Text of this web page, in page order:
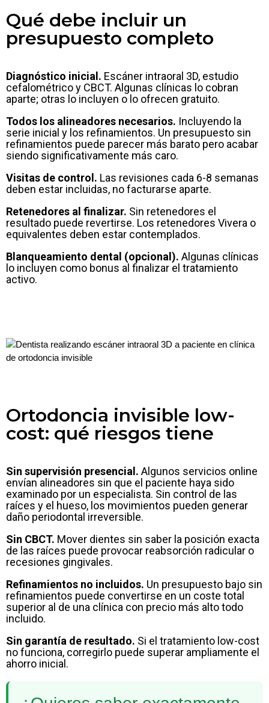
Qué debe incluir un
presupuesto completo
Diagnóstico inicial. Escáner intraoral 3D, estudio
cefalométrico y CBCT. Algunas clínicas lo cobran
aparte; otras lo incluyen o lo ofrecen gratuito.
Todos los alineadores necesarios. Incluyendo la
serie inicial y los refinamientos. Un presupuesto sin
refinamientos puede parecer más barato pero acabar
siendo significativamente más caro.
Visitas de control. Las revisiones cada 6-8 semanas
deben estar incluidas, no facturarse aparte.
Retenedores al finalizar. Sin retenedores el
resultado puede revertirse. Los retenedores Vivera o
equivalentes deben estar contemplados.
Blanqueamiento dental (opcional). Algunas clínicas
lo incluyen como bonus al finalizar el tratamiento
activo.
Ortodoncia invisible low-
cost: qué riesgos tiene
Sin supervisión presencial. Algunos servicios online
envían alineadores sin que el paciente haya sido
examinado por un especialista. Sin control de las
raíces y el hueso, los movimientos pueden generar
daño periodontal irreversible.
Sin CBCT. Mover dientes sin saber la posición exacta
de las raíces puede provocar reabsorción radicular o
recesiones gingivales.
Refinamientos no incluidos. Un presupuesto bajo sin
refinamientos puede convertirse en un coste total
superior al de una clínica con precio más alto todo
incluido.
Sin garantía de resultado. Si el tratamiento low-cost
no funciona, corregirlo puede superar ampliamente el
ahorro inicial.